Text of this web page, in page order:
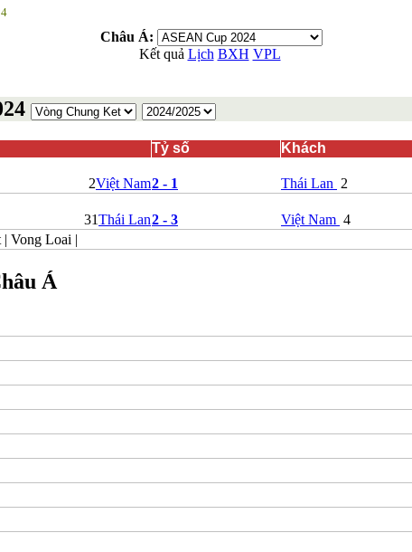
Andorra
Armenia
Belarus
Bosnia-Herzgovina
Bulgary
Bắc Ireland
Gibralta
Israel
Kosovo
Latvia
Lithuania
Luxembourg
Moldova
Montenegro
Phần Lan
Rumany
Châu Á:
Kết quả Lịch BXH VPL
Tỷ số Khách
Việt Nam
2 2 - 1 Thái Lan 2
Thái Lan
1
3 2 - 3 Việt Nam 4
| Vong Loai |
Á